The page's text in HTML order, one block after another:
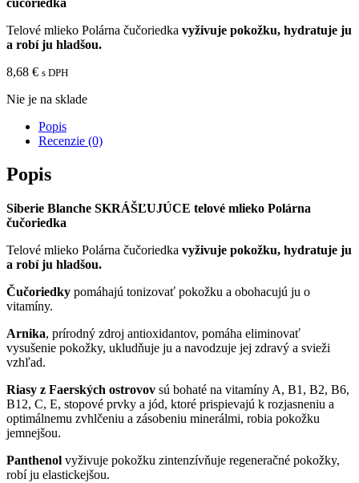
Telové mlieko Polárna čučoriedka vyživuje pokožku, hydratuje ju
a robí ju hladšou.
8,68 € s DPH
Nie je na sklade
Popis
Recenzie (0)
Popis
Siberie Blanche SKRÁŠĽUJÚCE telové mlieko Polárna
čučoriedka
Telové mlieko Polárna čučoriedka vyživuje pokožku, hydratuje ju
a robí ju hladšou.
Čučoriedky pomáhajú tonizovať pokožku a obohacujú ju o
vitamíny.
Arnika, prírodný zdroj antioxidantov, pomáha eliminovať
vysušenie pokožky, ukludňuje ju a navodzuje jej zdravý a svieži
vzhľad.
Riasy z Faerských ostrovov sú bohaté na vitamíny A, B1, B2, B6,
B12, C, E, stopové prvky a jód, ktoré prispievajú k rozjasneniu a
optimálnemu zvhlčeniu a zásobeniu minerálmi, robia pokožku
jemnejšou.
Panthenol vyživuje pokožku zintenzívňuje regeneračné pokožky,
robí ju elastickejšou.